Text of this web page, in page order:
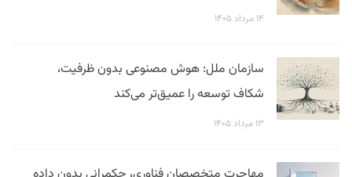
۱۴ مرداد ۱۴۰۵
سازمان ملل: هوش مصنوعی بدون ظرفیت،
شکاف توسعه را عمیق‌تر می‌کند
۱۳ مرداد ۱۴۰۵